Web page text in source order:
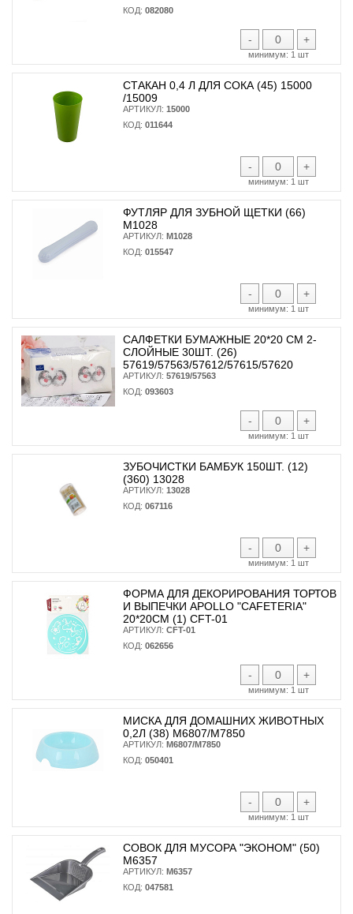
КОД: 082080
- +
минимум: 1 шт
СТАКАН 0,4 Л ДЛЯ СОКА (45) 15000
/15009
АРТИКУЛ: 15000
КОД: 011644
- +
минимум: 1 шт
ФУТЛЯР ДЛЯ ЗУБНОЙ ЩЕТКИ (66)
М1028
АРТИКУЛ: М1028
КОД: 015547
- +
минимум: 1 шт
САЛФЕТКИ БУМАЖНЫЕ 20*20 СМ 2-
СЛОЙНЫЕ 30ШТ. (26)
57619/57563/57612/57615/57620
АРТИКУЛ: 57619/57563
КОД: 093603
- +
минимум: 1 шт
ЗУБОЧИСТКИ БАМБУК 150ШТ. (12)
(360) 13028
АРТИКУЛ: 13028
КОД: 067116
- +
минимум: 1 шт
ФОРМА ДЛЯ ДЕКОРИРОВАНИЯ ТОРТОВ
И ВЫПЕЧКИ APOLLO "CAFETERIA"
20*20СМ (1) CFT-01
АРТИКУЛ: CFT-01
КОД: 062656
- +
минимум: 1 шт
МИСКА ДЛЯ ДОМАШНИХ ЖИВОТНЫХ
0,2Л (38) М6807/М7850
АРТИКУЛ: М6807/М7850
КОД: 050401
- +
минимум: 1 шт
СОВОК ДЛЯ МУСОРА "ЭКОНОМ" (50)
М6357
АРТИКУЛ: М6357
КОД: 047581